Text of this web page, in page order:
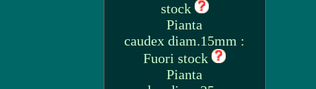
stock
Pianta
caudex diam.15mm :
Fuori stock
Pianta